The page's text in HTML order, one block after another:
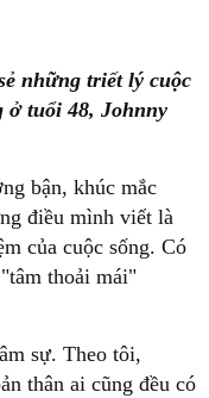
những triết lý cuộc
ở tuổi 48, Johnny
bận, khúc mắc
điều mình viết là
của cuộc sống. Có
thoải mái"
sự. Theo tôi,
thân ai cũng đều có